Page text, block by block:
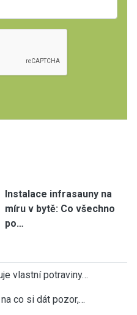
Instalace infrasauny na
míru v bytě: Co všechno
po…
vlastní potraviny…
co si dát pozor,…